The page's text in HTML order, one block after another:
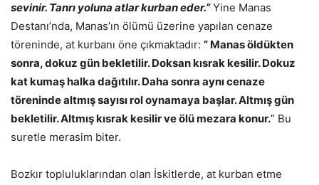
sevinir. Tanrı yoluna atlar kurban eder.”Yine Manas
Destanı’nda, Manas’ın ölümü üzerine yapılan cenaze
töreninde, at kurbanı öne çıkmaktadır: ” Manas öldükten
sonra, dokuz gün bekletilir. Doksan kısrak kesilir. Dokuz
kat kumaş halka dağıtılır. Daha sonra aynı cenaze
töreninde altmış sayısı rol oynamaya başlar. Altmış gün
bekletilir. Altmış kısrak kesilir ve ölü mezara konur.” Bu
suretle merasim biter.
Bozkır topluluklarından olan İskitlerde, at kurban etme